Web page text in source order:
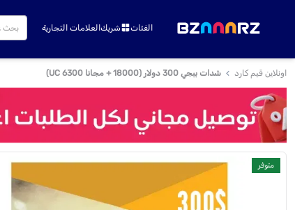
الفئات شريكالعلامات التجارية
اونلاين قيم كارد شدات ببجي 300 دولار (18000 + مجانا 6300 UC)
متوفر